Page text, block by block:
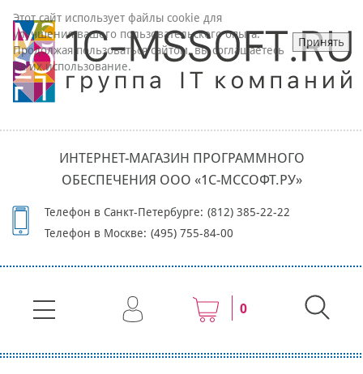
ИНТЕРНЕТ-МАГАЗИН ПРОГРАММНОГО
ОБЕСПЕЧЕНИЯ ООО «1С-МССОФТ.РУ»
Телефон в Санкт-Петербурге: (812) 385-22-22
Телефон в Москве: (495) 755-84-00
0
Этот сайт использует файлы cookie для
улучшения вашего пользовательского опыта.
Продолжая пользоваться сайтом, вы соглашаетесь
на их использование.
Принять